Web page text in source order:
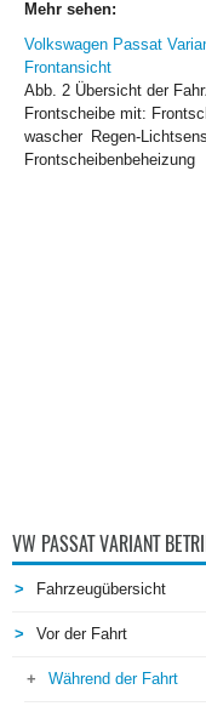
Mehr sehen:
Volkswagen Passat
Frontansicht
Abb. 2 Übersicht der
Frontscheibe mit:
wascher Regen-
VW PASSAT VARIANT
Fahrzeugübersicht
Vor der Fahrt
Während der Fahrt